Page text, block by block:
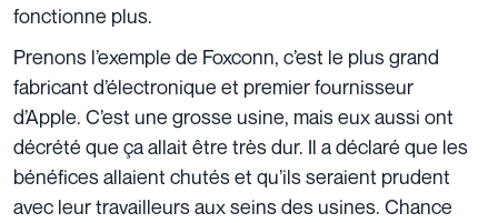
fonctionne plus.
Prenons l’exemple de Foxconn, c’est le plus grand
fabricant d’électronique et premier fournisseur
d’Apple. C’est une grosse usine, mais eux aussi ont
décrété que ça allait être très dur. Il a déclaré que les
bénéfices allaient chutés et qu’ils seraient prudent
avec leur travailleurs aux seins des usines. Chance